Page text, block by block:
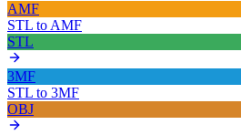
AMF
STL to AMF
STL
3MF
STL to 3MF
OBJ